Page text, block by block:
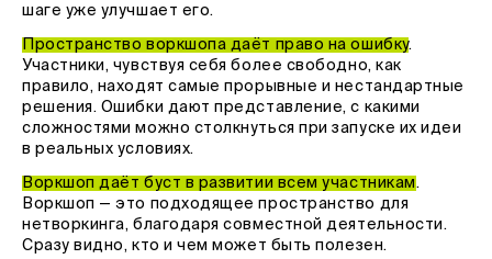
шаге уже улучшает его.
Пространство воркшопа даёт право на ошибку.
Участники, чувствуя себя более свободно, как
правило, находят самые прорывные и нестандартные
решения. Ошибки дают представление, с какими
сложностями можно столкнуться при запуске их идеи
в реальных условиях.
Воркшоп даёт буст в развитии всем участникам.
Воркшоп — это подходящее пространство для
нетворкинга, благодаря совместной деятельности.
Сразу видно, кто и чем может быть полезен.